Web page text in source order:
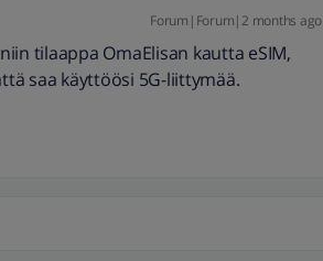
Forum|Forum|2 months ago
tilaappa OmaElisan kautta eSIM,
saa käyttöösi 5G-liittymää.